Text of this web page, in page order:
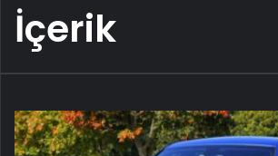
İçerik